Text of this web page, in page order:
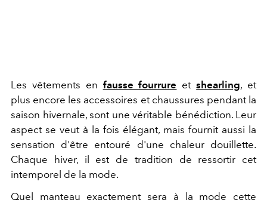
Les vêtements en fausse fourrure etshearling, et
plus encore les accessoires et chaussures pendant la
saison hivernale, sont une véritable bénédiction. Leur
aspect se veut à la fois élégant, mais fournit aussi la
sensation d'être entouré d'une chaleur douillette.
Chaque hiver, il est de tradition de ressortir cet
intemporel de la mode.
Quel manteau exactement sera à la mode cette